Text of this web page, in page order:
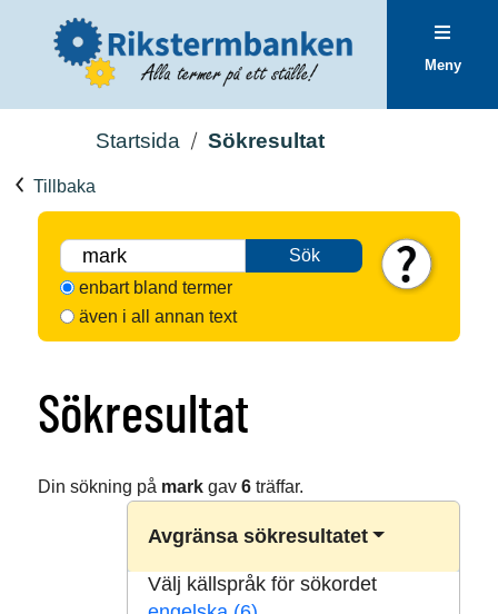
Meny
Startsida Sökresultat
Tillbaka
Sök
enbart bland termer
även i all annan text
Sökresultat
Din sökning på markgav 6träffar.
Avgränsa sökresultatet
Välj källspråk för sökordet